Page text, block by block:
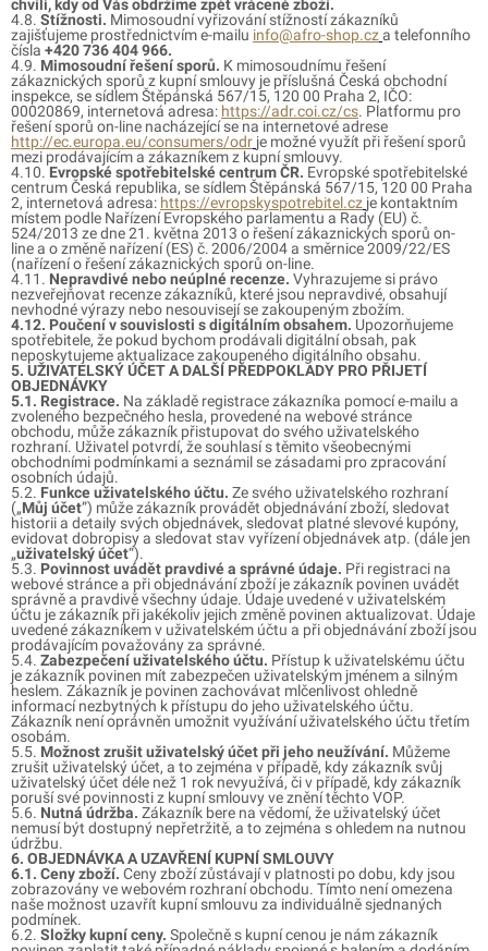
chvíli, kdy od Vás obdržíme zpět vrácené zboží.
4.8. Stížnosti. Mimosoudní vyřizování stížností zákazníků
zajišťujeme prostřednictvím e-mailu info@afro-shop.cza telefonního
čísla +420 736 404 966.
4.9. Mimosoudní řešení sporů. K mimosoudnímu řešení
zákaznických sporů z kupní smlouvy je příslušná Česká obchodní
inspekce, se sídlem Štěpánská 567/15, 120 00 Praha 2, IČO:
00020869, internetová adresa: https://adr.coi.cz/cs. Platformu pro
řešení sporů on-line nacházející se na internetové adrese
http://ec.europa.eu/consumers/odr je možné využít při řešení sporů
mezi prodávajícím a zákazníkem z kupní smlouvy.
4.10. Evropské spotřebitelské centrum ČR. Evropské spotřebitelské
centrum Česká republika, se sídlem Štěpánská 567/15, 120 00 Praha
2, internetová adresa: https://evropskyspotrebitel.cz je kontaktním
místem podle Nařízení Evropského parlamentu a Rady (EU) č.
524/2013 ze dne 21. května 2013 o řešení zákaznických sporů on-
line a o změně nařízení (ES) č. 2006/2004 a směrnice 2009/22/ES
(nařízení o řešení zákaznických sporů on-line.
4.11. Nepravdivé nebo neúplné recenze. Vyhrazujeme si právo
nezveřejňovat recenze zákazníků, které jsou nepravdivé, obsahují
nevhodné výrazy nebo nesouvisejí se zakoupeným zbožím.
4.12. Poučení v souvislosti s digitálním obsahem. Upozorňujeme
spotřebitele, že pokud bychom prodávali digitální obsah, pak
neposkytujeme aktualizace zakoupeného digitálního obsahu.
5. UŽIVATELSKÝ ÚČET A DALŠÍ PŘEDPOKLADY PRO PŘIJETÍ
OBJEDNÁVKY
5.1. Registrace. Na základě registrace zákazníka pomocí e-mailu a
zvoleného bezpečného hesla, provedené na webové stránce
obchodu, může zákazník přistupovat do svého uživatelského
rozhraní. Uživatel potvrdí, že souhlasí s těmito všeobecnými
obchodními podmínkami a seznámil se zásadami pro zpracování
osobních údajů.
5.2. Funkce uživatelského účtu. Ze svého uživatelského rozhraní
(„Můj účet”) může zákazník provádět objednávání zboží, sledovat
historii a detaily svých objednávek, sledovat platné slevové kupóny,
evidovat dobropisy a sledovat stav vyřízení objednávek atp. (dále jen
„uživatelský účet“).
5.3. Povinnost uvádět pravdivé a správné údaje. Při registraci na
webové stránce a při objednávání zboží je zákazník povinen uvádět
správně a pravdivě všechny údaje. Údaje uvedené v uživatelském
účtu je zákazník při jakékoliv jejich změně povinen aktualizovat. Údaje
uvedené zákazníkem v uživatelském účtu a při objednávání zboží jsou
prodávajícím považovány za správné.
5.4. Zabezpečení uživatelského účtu. Přístup k uživatelskému účtu
je zákazník povinen mít zabezpečen uživatelským jménem a silným
heslem. Zákazník je povinen zachovávat mlčenlivost ohledně
informací nezbytných k přístupu do jeho uživatelského účtu.
Zákazník není oprávněn umožnit využívání uživatelského účtu třetím
osobám.
5.5. Možnost zrušit uživatelský účet při jeho neužívání. Můžeme
zrušit uživatelský účet, a to zejména v případě, kdy zákazník svůj
uživatelský účet déle než 1 rok nevyužívá, či v případě, kdy zákazník
poruší své povinnosti z kupní smlouvy ve znění těchto VOP.
5.6. Nutná údržba. Zákazník bere na vědomí, že uživatelský účet
nemusí být dostupný nepřetržitě, a to zejména s ohledem na nutnou
údržbu.
6. OBJEDNÁVKA A UZAVŘENÍ KUPNÍ SMLOUVY
6.1. Ceny zboží. Ceny zboží zůstávají v platnosti po dobu, kdy jsou
zobrazovány ve webovém rozhraní obchodu. Tímto není omezena
naše možnost uzavřít kupní smlouvu za individuálně sjednaných
podmínek.
6.2. Složky kupní ceny. Společně s kupní cenou je nám zákazník